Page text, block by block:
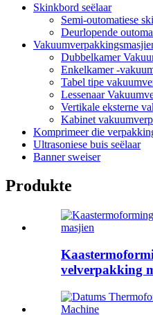
Skinkbord seëlaar
Semi-outomatiese
Deurlopende
Dubbelkamer
Enkelkamer -
Tabel tipe
Lessenaar
Vertikale eksterne
Kabinet
Komprimeer die
Ultrasoniese buis seëlaar
Banner sweiser
Produkte
velverpakking